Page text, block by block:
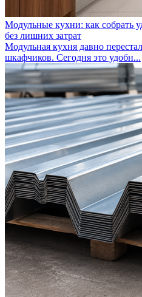
Модульные кухни: как собрать
без лишних затрат
Модульная кухня давно
шкафчиков. Сегодня это удобн...